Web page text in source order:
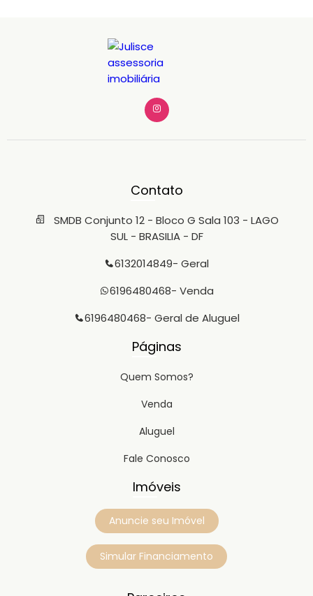
Contato
SMDB Conjunto 12 - Bloco G Sala 103 - LAGO
SUL - BRASILIA - DF
6132014849- Geral
6196480468- Venda
6196480468- Geral de Aluguel
Páginas
Quem Somos?
Venda
Aluguel
Fale Conosco
Imóveis
Anuncie seu Imóvel
Simular Financiamento